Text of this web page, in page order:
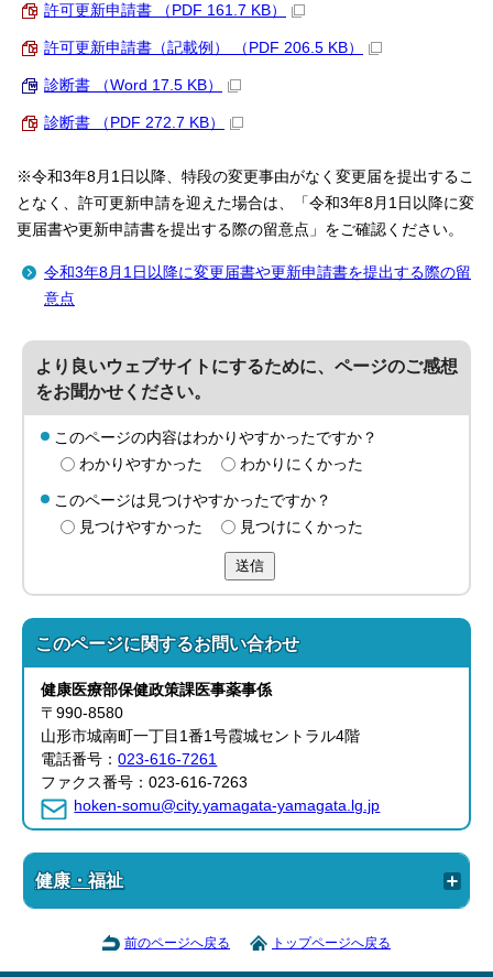
許可更新申請書 （PDF 161.7 KB）
許可更新申請書（記載例） （PDF 206.5 KB）
診断書 （Word 17.5 KB）
診断書 （PDF 272.7 KB）
※令和3年8月1日以降、特段の変更事由がなく変更届を提出するこ
となく、許可更新申請を迎えた場合は、「令和3年8月1日以降に変
更届書や更新申請書を提出する際の留意点」をご確認ください。
令和3年8月1日以降に変更届書や更新申請書を提出する際の留
意点
より良いウェブサイトにするために、ページのご感想
をお聞かせください。
このページの内容はわかりやすかったですか？
わかりやすかった
わかりにくかった
このページは見つけやすかったですか？
見つけやすかった
見つけにくかった
送信
このページに関するお問い合わせ
健康医療部保健政策課医事薬事係
〒990-8580
山形市城南町一丁目1番1号霞城セントラル4階
電話番号：023-616-7261
ファクス番号：023-616-7263
hoken-somu@city.yamagata-yamagata.lg.jp
健康・福祉
前のページへ戻る トップページへ戻る